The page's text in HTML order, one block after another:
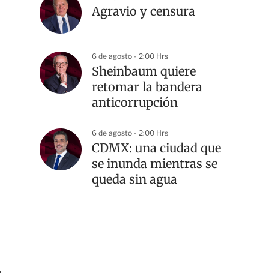
Agravio y censura
6 de agosto - 2:00 Hrs
Sheinbaum quiere
retomar la bandera
anticorrupción
6 de agosto - 2:00 Hrs
CDMX: una ciudad que
se inunda mientras se
queda sin agua